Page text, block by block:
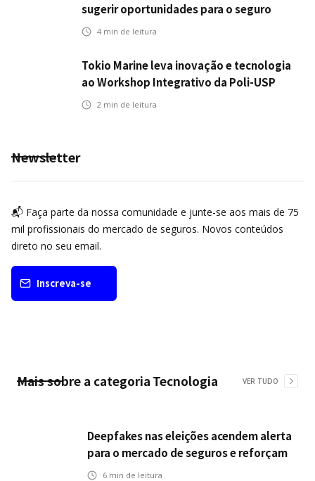
sugerir oportunidades para o seguro
automotivo
4 min de leitura
Tokio Marine leva inovação e tecnologia
ao Workshop Integrativo da Poli-USP
2 min de leitura
Newsletter
📬 Faça parte da nossa comunidade e junte-se aos mais de 75
mil profissionais do mercado de seguros. Novos conteúdos
direto no seu email.
Inscreva-se
Mais sobre a categoria Tecnologia VER TUDO
Deepfakes nas eleições acendem alerta
para o mercado de seguros e reforçam
desafios da inteligência artificial
6 min de leitura